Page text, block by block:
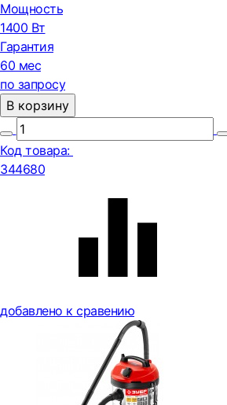
Мощность
1400 Вт
Гарантия
60 мес
по запросу
В корзину
Код товара:
344680
добавлено к сравению